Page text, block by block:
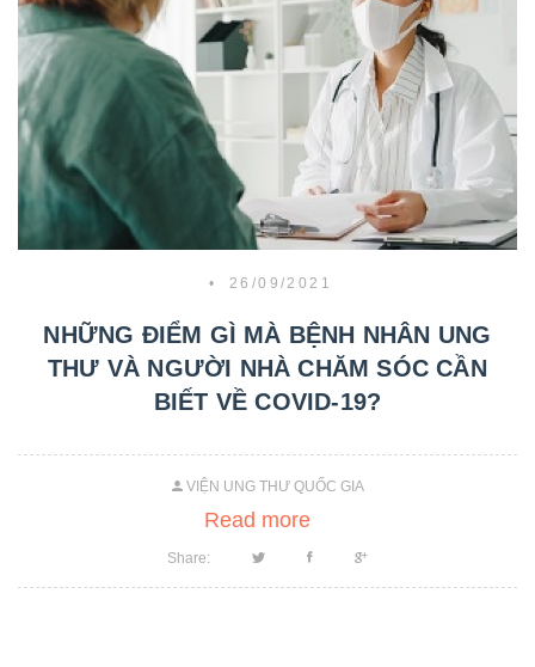
• 26/09/2021
NHỮNG ĐIỂM GÌ MÀ BỆNH NHÂN UNG
THƯ VÀ NGƯỜI NHÀ CHĂM SÓC CẦN
BIẾT VỀ COVID-19?
VIỆN UNG THƯ QUỐC GIA
Read more
Share: